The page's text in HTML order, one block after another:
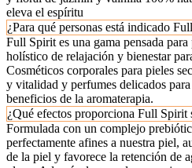
eleva el espíritu
¿Para qué personas está indicado
Full Spirit es una gama pensada
holístico de relajación y bienestar
Cosméticos corporales para pieles
y vitalidad y perfumes delicados
beneficios de la aromaterapia.
¿Qué efectos proporciona Full Spirit
Formulada con un complejo
perfectamente afines a nuestra piel,
de la piel y favorece la retención de